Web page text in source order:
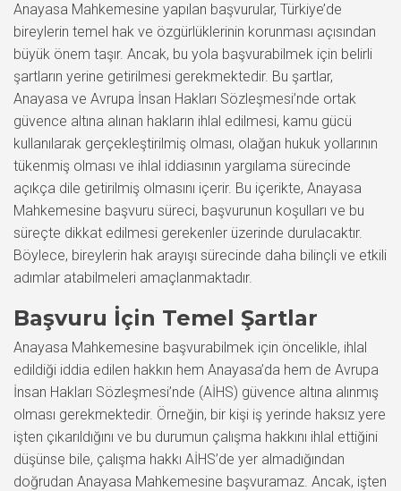
Anayasa Mahkemesine yapılan başvurular, Türkiye’de
bireylerin temel hak ve özgürlüklerinin korunması açısından
büyük önem taşır. Ancak, bu yola başvurabilmek için belirli
şartların yerine getirilmesi gerekmektedir. Bu şartlar,
Anayasa ve Avrupa İnsan Hakları Sözleşmesi’nde ortak
güvence altına alınan hakların ihlal edilmesi, kamu gücü
kullanılarak gerçekleştirilmiş olması, olağan hukuk yollarının
tükenmiş olması ve ihlal iddiasının yargılama sürecinde
açıkça dile getirilmiş olmasını içerir. Bu içerikte, Anayasa
Mahkemesine başvuru süreci, başvurunun koşulları ve bu
süreçte dikkat edilmesi gerekenler üzerinde durulacaktır.
Böylece, bireylerin hak arayışı sürecinde daha bilinçli ve etkili
adımlar atabilmeleri amaçlanmaktadır.
Başvuru İçin Temel Şartlar
Anayasa Mahkemesine başvurabilmek için öncelikle, ihlal
edildiği iddia edilen hakkın hem Anayasa’da hem de Avrupa
İnsan Hakları Sözleşmesi’nde (AİHS) güvence altına alınmış
olması gerekmektedir. Örneğin, bir kişi iş yerinde haksız yere
işten çıkarıldığını ve bu durumun çalışma hakkını ihlal ettiğini
düşünse bile, çalışma hakkı AİHS’de yer almadığından
doğrudan Anayasa Mahkemesine başvuramaz. Ancak, işten